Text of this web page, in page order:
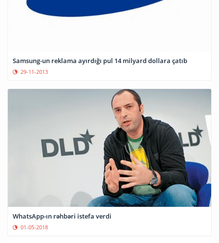
Samsung-un reklama ayırdığı pul 14 milyard dollara çatıb
29-11-2013
WhatsApp-ın rəhbəri istefa verdi
01-05-2018